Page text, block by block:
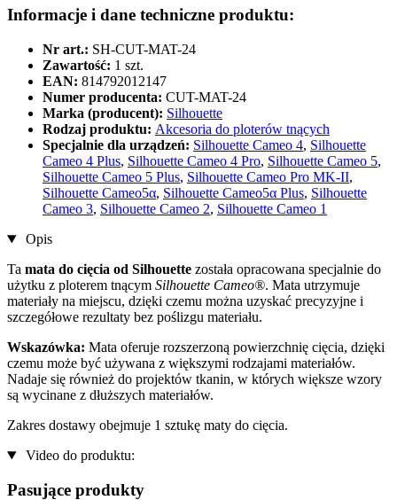
Informacje i dane techniczne produktu:
Nr art.: SH-CUT-MAT-24
Zawartość: 1 szt.
EAN: 814792012147
Numer producenta: CUT-MAT-24
Marka (producent): Silhouette
Rodzaj produktu: Akcesoria do ploterów tnących
Specjalnie dla urządzeń: Silhouette Cameo 4, Silhouette
Cameo 4 Plus, Silhouette Cameo 4 Pro, Silhouette Cameo 5,
Silhouette Cameo 5 Plus, Silhouette Cameo Pro MK-II,
Silhouette Cameo5α, Silhouette Cameo5α Plus, Silhouette
Cameo 3, Silhouette Cameo 2, Silhouette Cameo 1
Opis
Ta mata do cięcia od Silhouette została opracowana specjalnie do
użytku z ploterem tnącym Silhouette Cameo®. Mata utrzymuje
materiały na miejscu, dzięki czemu można uzyskać precyzyjne i
szczegółowe rezultaty bez poślizgu materiału.
Wskazówka: Mata oferuje rozszerzoną powierzchnię cięcia, dzięki
czemu może być używana z większymi rodzajami materiałów.
Nadaje się również do projektów tkanin, w których większe wzory
są wycinane z dłuższych materiałów.
Zakres dostawy obejmuje 1 sztukę maty do cięcia.
Video do produktu:
Pasujące produkty